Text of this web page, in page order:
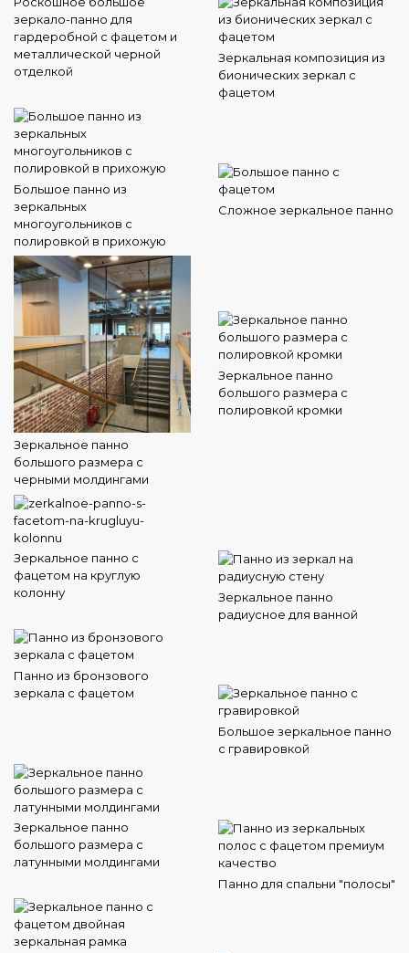
зеркало-панно для
гардеробной с фацетом и
металлической черной
отделкой
Зеркальная композиция из
бионических зеркал с
фацетом
Большое панно из
зеркальных
многоугольников с
полировкой в прихожую
Сложное зеркальное панно
Зеркальное панно
большого размера с
черными молдингами
Зеркальное панно
большого размера с
полировкой кромки
Зеркальное панно с
фацетом на круглую
колонну
Зеркальное панно
радиусное для ванной
Панно из бронзового
зеркала с фацетом
Большое зеркальное панно
с гравировкой
Зеркальное панно
большого размера с
латунными молдингами
Панно для спальни "полосы"